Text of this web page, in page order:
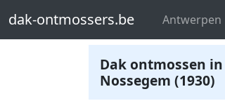
dak-ontmossers.be Antwerpen
dak-ontmossers.be
Dak ontmossen in
Nossegem (1930)